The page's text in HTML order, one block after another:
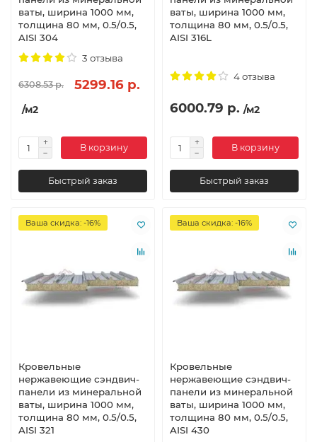
ваты, ширина 1000 мм,
толщина 80 мм, 0.5/0.5,
AISI 304
3 отзыва
6308.53 р. 5299.16 р.
/м2
В корзину
Быстрый заказ
ваты, ширина 1000 мм,
толщина 80 мм, 0.5/0.5,
AISI 316L
4 отзыва
6000.79 р. /м2
В корзину
Быстрый заказ
Ваша скидка: -16%
Кровельные
нержавеющие сэндвич-
панели из минеральной
ваты, ширина 1000 мм,
толщина 80 мм, 0.5/0.5,
AISI 321
Ваша скидка: -16%
Кровельные
нержавеющие сэндвич-
панели из минеральной
ваты, ширина 1000 мм,
толщина 80 мм, 0.5/0.5,
AISI 430